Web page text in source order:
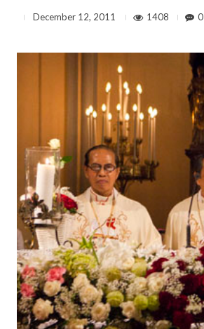
December 12, 2011 1408 0